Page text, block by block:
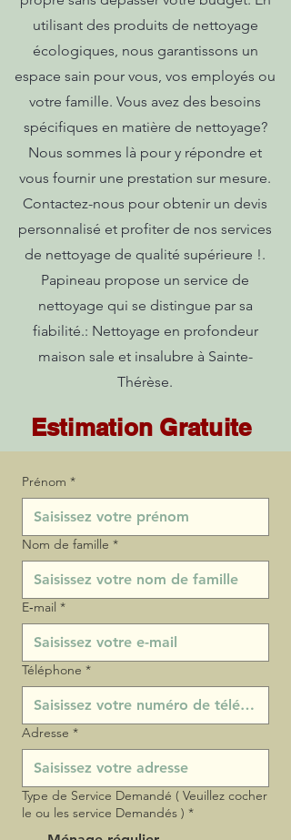
utilisant des produits de nettoyage
écologiques, nous garantissons un
espace sain pour vous, vos employés ou
votre famille. Vous avez des besoins
spécifiques en matière de nettoyage?
Nous sommes là pour y répondre et
vous fournir une prestation sur mesure.
Contactez-nous pour obtenir un devis
personnalisé et profiter de nos services
de nettoyage de qualité supérieure !.
Papineau propose un service de
nettoyage qui se distingue par sa
fiabilité.: Nettoyage en profondeur
maison sale et insalubre à Sainte-
Thérèse.
Estimation Gratuite
Prénom *
Nom de famille *
E‑mail *
Téléphone *
Adresse *
Type de Service Demandé ( Veuillez cocher
le ou les service Demandés ) *